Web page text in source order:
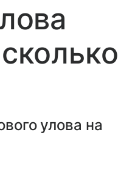
улова на